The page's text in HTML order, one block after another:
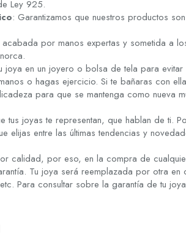
Ley 925.
: Garantizamos que nuestros productos
acabada por manos expertas y sometida a
joya en un joyero o bolsa de tela para evitar
o hagas ejercicio. Si te bañaras con
para que se mantenga como nueva
tus joyas te representan, que hablan de ti.
elijas entre las últimas tendencias y
calidad, por eso, en la compra de
Tu joya será reemplazada por otra en
Para consultar sobre la garantía de tu